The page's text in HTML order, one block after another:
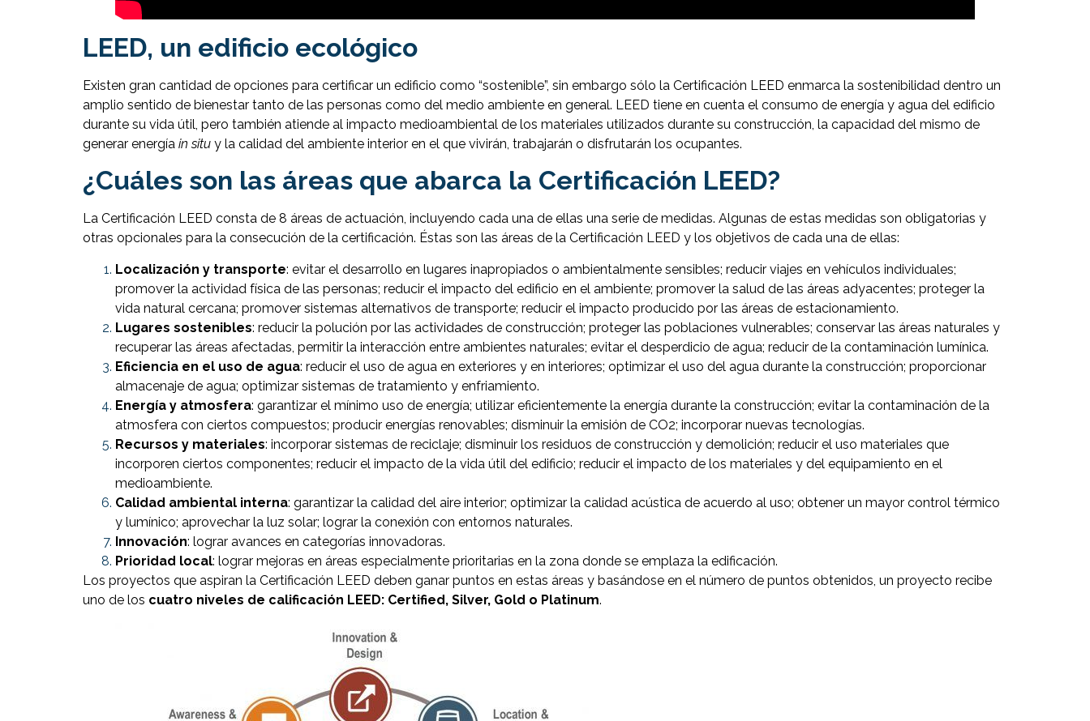
LEED, un edificio ecológico
Existen gran cantidad de opciones para certificar un edificio como “sostenible”, sin embargo sólo la Certificación LEED enmarca la sostenibilidad dentro un
amplio sentido de bienestar tanto de las personas como del medio ambiente en general. LEED tiene en cuenta el consumo de energía y agua del edificio
durante su vida útil, pero también atiende al impacto medioambiental de los materiales utilizados durante su construcción, la capacidad del mismo de
generar energía in situ y la calidad del ambiente interior en el que vivirán, trabajarán o disfrutarán los ocupantes.
¿Cuáles son las áreas que abarca la Certificación LEED?
La Certificación LEED consta de 8 áreas de actuación, incluyendo cada una de ellas una serie de medidas. Algunas de estas medidas son obligatorias y
otras opcionales para la consecución de la certificación. Éstas son las áreas de la Certificación LEED y los objetivos de cada una de ellas:
Localización y transporte: evitar el desarrollo en lugares inapropiados o ambientalmente sensibles; reducir viajes en vehículos individuales;
promover la actividad física de las personas; reducir el impacto del edificio en el ambiente; promover la salud de las áreas adyacentes; proteger la
vida natural cercana; promover sistemas alternativos de transporte; reducir el impacto producido por las áreas de estacionamiento.
Lugares sostenibles: reducir la polución por las actividades de construcción; proteger las poblaciones vulnerables; conservar las áreas naturales y
recuperar las áreas afectadas, permitir la interacción entre ambientes naturales; evitar el desperdicio de agua; reducir de la contaminación lumínica.
Eficiencia en el uso de agua: reducir el uso de agua en exteriores y en interiores; optimizar el uso del agua durante la construcción; proporcionar
almacenaje de agua; optimizar sistemas de tratamiento y enfriamiento.
Energía y atmosfera: garantizar el mínimo uso de energía; utilizar eficientemente la energía durante la construcción; evitar la contaminación de la
atmosfera con ciertos compuestos; producir energías renovables; disminuir la emisión de CO2; incorporar nuevas tecnologías.
Recursos y materiales: incorporar sistemas de reciclaje; disminuir los residuos de construcción y demolición; reducir el uso materiales que
incorporen ciertos componentes; reducir el impacto de la vida útil del edificio; reducir el impacto de los materiales y del equipamiento en el
medioambiente.
Calidad ambiental interna: garantizar la calidad del aire interior; optimizar la calidad acústica de acuerdo al uso; obtener un mayor control térmico
y lumínico; aprovechar la luz solar; lograr la conexión con entornos naturales.
Innovación: lograr avances en categorías innovadoras.
Prioridad local: lograr mejoras en áreas especialmente prioritarias en la zona donde se emplaza la edificación.
Los proyectos que aspiran la Certificación LEED deben ganar puntos en estas áreas y basándose en el número de puntos obtenidos, un proyecto recibe
uno de los cuatro niveles de calificación LEED: Certified, Silver, Gold o Platinum.